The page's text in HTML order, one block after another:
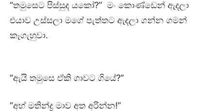
“තමුසෙට පිස්සුද යකෝ?” මං කොණ්ඩෙන් ඇදලා
එයාව උස්සලා මගේ පැත්තට ඇදලා ගන්න ගමන්
කෑගැහුවා.
“ඇයි තමුසෙ ඒකි ගාවට ගියේ?”
“අහ් මතින්ද්‍ර මාව අත අරින්න!”